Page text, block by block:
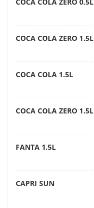
COCA COLA ZERO 1.5L
COCA COLA 1.5L
COCA COLA ZERO 1.5L
FANTA 1.5L
CAPRI SUN